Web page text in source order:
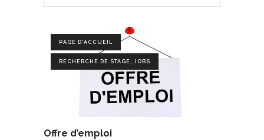
PAGE D'ACCUEIL
RECHERCHE DE STAGE, JOBS
Offre d’emploi